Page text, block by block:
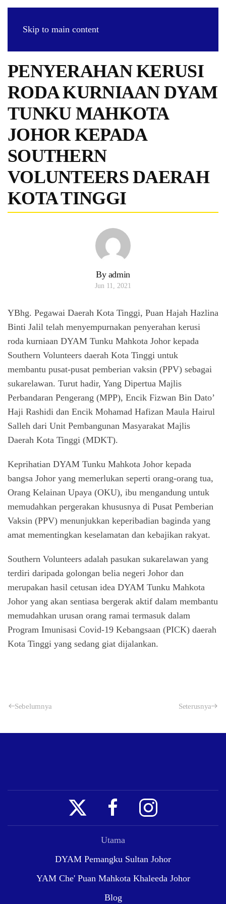
Skip to main content
PENYERAHAN KERUSI
RODA KURNIAAN DYAM
TUNKU MAHKOTA
JOHOR KEPADA
SOUTHERN
VOLUNTEERS DAERAH
KOTA TINGGI
By admin
Jun 11, 2021
YBhg. Pegawai Daerah Kota Tinggi, Puan Hajah Hazlina
Binti Jalil telah menyempurnakan penyerahan kerusi
roda kurniaan DYAM Tunku Mahkota Johor kepada
Southern Volunteers daerah Kota Tinggi untuk
membantu pusat-pusat pemberian vaksin (PPV) sebagai
sukarelawan. Turut hadir, Yang Dipertua Majlis
Perbandaran Pengerang (MPP), Encik Fizwan Bin Dato’
Haji Rashidi dan Encik Mohamad Hafizan Maula Hairul
Salleh dari Unit Pembangunan Masyarakat Majlis
Daerah Kota Tinggi (MDKT).
Keprihatian DYAM Tunku Mahkota Johor kepada
bangsa Johor yang memerlukan seperti orang-orang tua,
Orang Kelainan Upaya (OKU), ibu mengandung untuk
memudahkan pergerakan khususnya di Pusat Pemberian
Vaksin (PPV) menunjukkan keperibadian baginda yang
amat mementingkan keselamatan dan kebajikan rakyat.
Southern Volunteers adalah pasukan sukarelawan yang
terdiri daripada golongan belia negeri Johor dan
merupakan hasil cetusan idea DYAM Tunku Mahkota
Johor yang akan sentiasa bergerak aktif dalam membantu
memudahkan urusan orang ramai termasuk dalam
Program Imunisasi Covid-19 Kebangsaan (PICK) daerah
Kota Tinggi yang sedang giat dijalankan.
Sebelumnya Seterusnya
Utama
DYAM Pemangku Sultan Johor
YAM Che' Puan Mahkota Khaleeda Johor
Blog